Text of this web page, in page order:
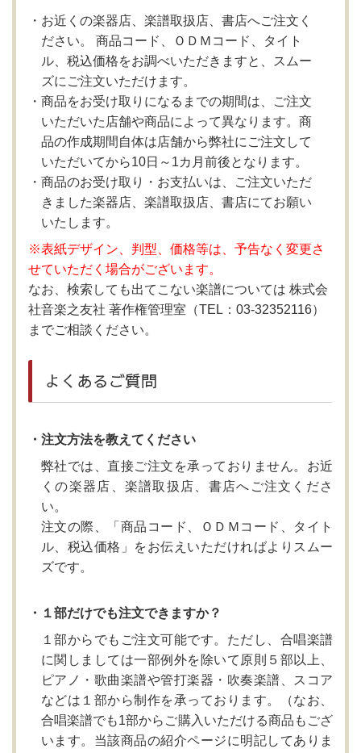
お近くの楽器店、楽譜取扱店、書店へご注文く
ださい。 商品コード、ＯＤＭコード、タイト
ル、税込価格をお調べいただきますと、スムー
ズにご注文いただけます。
商品をお受け取りになるまでの期間は、ご注文
いただいた店舗や商品によって異なります。商
品の作成期間自体は店舗から弊社にご注文して
いただいてから10日～1カ月前後となります。
商品のお受け取り・お支払いは、ご注文いただ
きました楽器店、楽譜取扱店、書店にてお願い
いたします。
※表紙デザイン、判型、価格等は、予告なく変更さ
せていただく場合がございます。
なお、検索しても出てこない楽譜については 株式会
社音楽之友社 著作権管理室（TEL：03-32352116）
までご相談ください。
よくあるご質問
・注文方法を教えてください
弊社では、直接ご注文を承っておりません。お近
くの楽器店、楽譜取扱店、書店へご注文くださ
い。
注文の際、「商品コード、ＯＤＭコード、タイト
ル、税込価格」をお伝えいただければよりスムー
ズです。
・１部だけでも注文できますか？
１部からでもご注文可能です。ただし、合唱楽譜
に関しましては一部例外を除いて原則５部以上、
ピアノ・歌曲楽譜や管打楽器・吹奏楽譜、スコア
などは１部から制作を承っております。（なお、
合唱楽譜でも1部からご購入いただける商品もござ
います。当該商品の紹介ページに明記してありま